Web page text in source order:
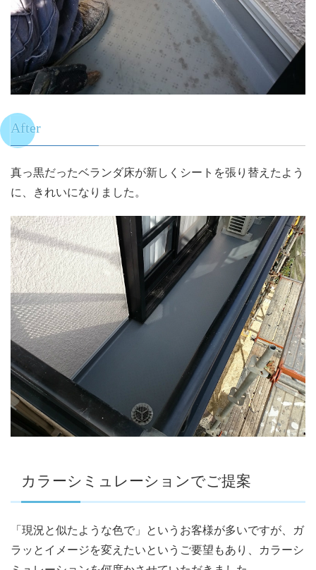
After
真っ黒だったベランダ床が新しくシートを張り替えたよう
に、きれいになりました。
カラーシミュレーションでご提案
「現況と似たような色で」というお客様が多いですが、ガ
ラッとイメージを変えたいというご要望もあり、カラーシ